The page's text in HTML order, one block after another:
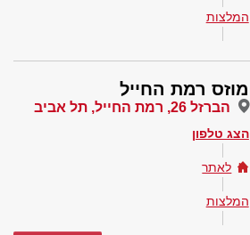
המלצות
מוזס רמת החייל
הברזל 26, רמת החייל, תל אביב
הצג טלפון
לאתר
המלצות